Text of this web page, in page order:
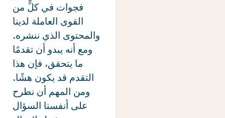
فجوات في كلٍّ من
القوى العاملة لدينا
والمحتوى الذي ننشره.
ومع أنه يبدو أن تقدمًا
ما يتحقق، فإن هذا
التقدم قد يكون هشًا.
ومن المهم أن نطرح
على أنفسنا السؤال